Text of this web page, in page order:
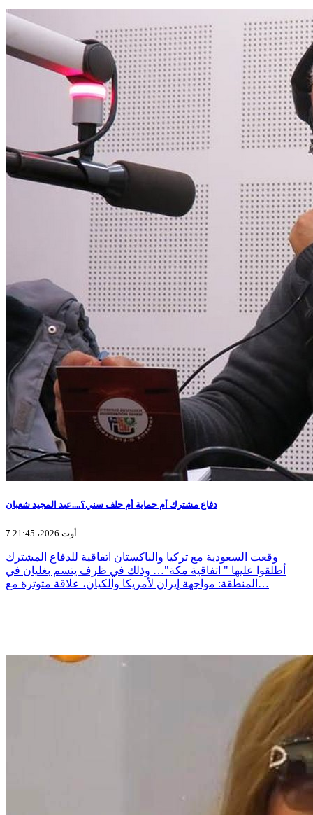
دفاع مشترك أم حماية أم حلف سني؟....عبد المجيد شعبان
7 أوت 2026، 21:45
وقعت السعودية مع تركيا والباكستان اتفاقية للدفاع المشترك
أطلقوا عليها " اتفاقية مكة"… وذلك في ظرف يتسم بغليان في
المنطقة: مواجهة إيران لأمريكا والكيان، علاقة متوترة مع…